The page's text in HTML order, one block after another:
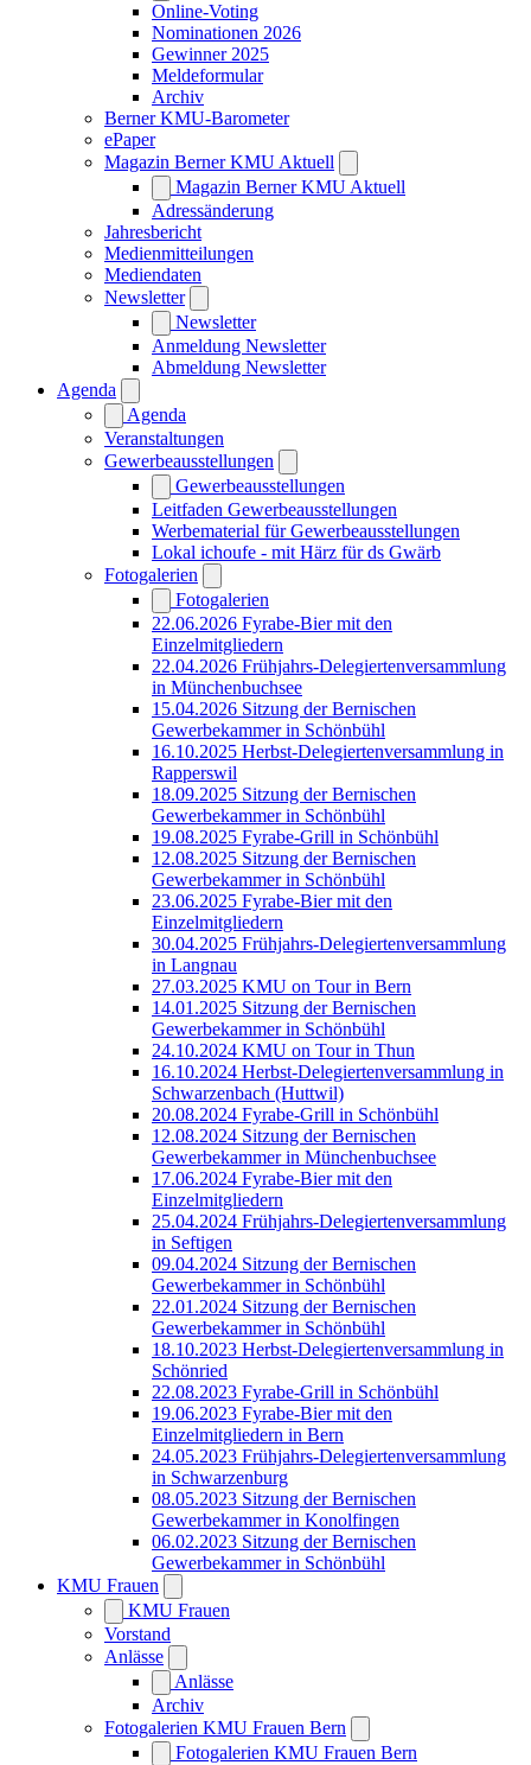
Online-Voting
Nominationen 2026
Gewinner 2025
Meldeformular
Archiv
Berner KMU-Barometer
ePaper
Magazin Berner KMU Aktuell
Magazin Berner KMU Aktuell
Adressänderung
Jahresbericht
Medienmitteilungen
Mediendaten
Newsletter
Newsletter
Anmeldung Newsletter
Abmeldung Newsletter
Agenda
Agenda
Veranstaltungen
Gewerbeausstellungen
Gewerbeausstellungen
Leitfaden Gewerbeausstellungen
Werbematerial für Gewerbeausstellungen
Lokal ichoufe - mit Härz für ds Gwärb
Fotogalerien
Fotogalerien
22.06.2026 Fyrabe-Bier mit den
Einzelmitgliedern
22.04.2026 Frühjahrs-Delegiertenversammlung
in Münchenbuchsee
15.04.2026 Sitzung der Bernischen
Gewerbekammer in Schönbühl
16.10.2025 Herbst-Delegiertenversammlung in
Rapperswil
18.09.2025 Sitzung der Bernischen
Gewerbekammer in Schönbühl
19.08.2025 Fyrabe-Grill in Schönbühl
12.08.2025 Sitzung der Bernischen
Gewerbekammer in Schönbühl
23.06.2025 Fyrabe-Bier mit den
Einzelmitgliedern
30.04.2025 Frühjahrs-Delegiertenversammlung
in Langnau
27.03.2025 KMU on Tour in Bern
14.01.2025 Sitzung der Bernischen
Gewerbekammer in Schönbühl
24.10.2024 KMU on Tour in Thun
16.10.2024 Herbst-Delegiertenversammlung in
Schwarzenbach (Huttwil)
20.08.2024 Fyrabe-Grill in Schönbühl
12.08.2024 Sitzung der Bernischen
Gewerbekammer in Münchenbuchsee
17.06.2024 Fyrabe-Bier mit den
Einzelmitgliedern
25.04.2024 Frühjahrs-Delegiertenversammlung
in Seftigen
09.04.2024 Sitzung der Bernischen
Gewerbekammer in Schönbühl
22.01.2024 Sitzung der Bernischen
Gewerbekammer in Schönbühl
18.10.2023 Herbst-Delegiertenversammlung in
Schönried
22.08.2023 Fyrabe-Grill in Schönbühl
19.06.2023 Fyrabe-Bier mit den
Einzelmitgliedern in Bern
24.05.2023 Frühjahrs-Delegiertenversammlung
in Schwarzenburg
08.05.2023 Sitzung der Bernischen
Gewerbekammer in Konolfingen
06.02.2023 Sitzung der Bernischen
Gewerbekammer in Schönbühl
KMU Frauen
KMU Frauen
Vorstand
Anlässe
Anlässe
Archiv
Fotogalerien KMU Frauen Bern
Fotogalerien KMU Frauen Bern